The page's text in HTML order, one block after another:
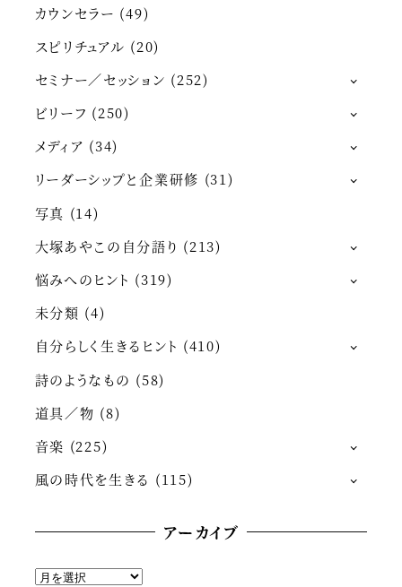
カウンセラー (49)
スピリチュアル (20)
セミナー／セッション (252)
ビリーフ (250)
メディア (34)
リーダーシップと企業研修 (31)
写真 (14)
大塚あやこの自分語り (213)
悩みへのヒント (319)
未分類 (4)
自分らしく生きるヒント (410)
詩のようなもの (58)
道具／物 (8)
音楽 (225)
風の時代を生きる (115)
アーカイブ
ア